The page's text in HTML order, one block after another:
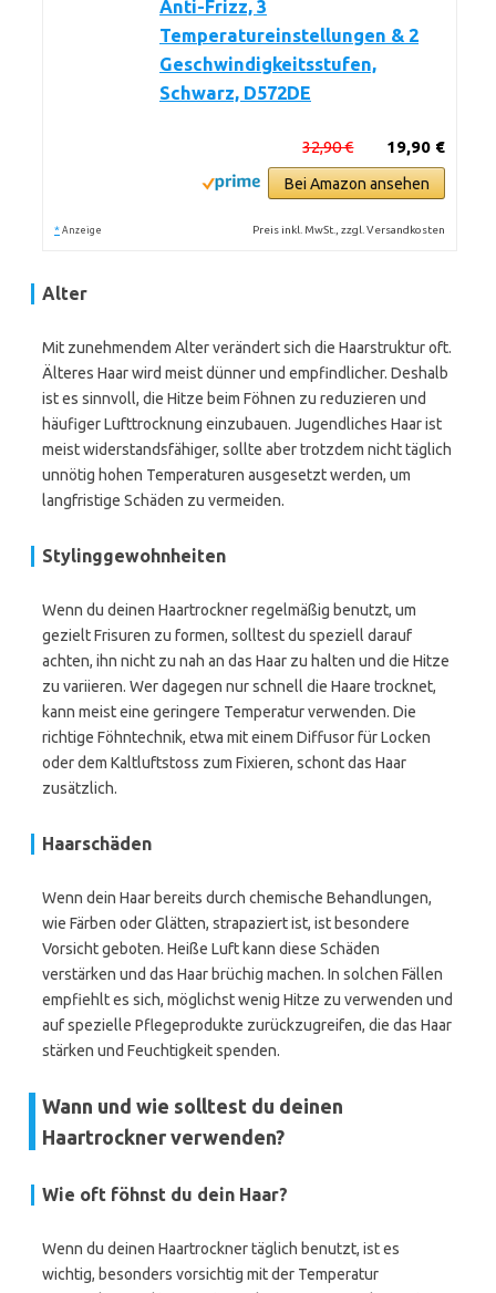
Anti-Frizz, 3
Temperatureinstellungen & 2
Geschwindigkeitsstufen,
Schwarz, D572DE
19,90 €
32,90 €
Bei Amazon ansehen
* Anzeige Preis inkl. MwSt., zzgl. Versandkosten
Alter
Mit zunehmendem Alter verändert sich die Haarstruktur oft.
Älteres Haar wird meist dünner und empfindlicher. Deshalb
ist es sinnvoll, die Hitze beim Föhnen zu reduzieren und
häufiger Lufttrocknung einzubauen. Jugendliches Haar ist
meist widerstandsfähiger, sollte aber trotzdem nicht täglich
unnötig hohen Temperaturen ausgesetzt werden, um
langfristige Schäden zu vermeiden.
Stylinggewohnheiten
Wenn du deinen Haartrockner regelmäßig benutzt, um
gezielt Frisuren zu formen, solltest du speziell darauf
achten, ihn nicht zu nah an das Haar zu halten und die Hitze
zu variieren. Wer dagegen nur schnell die Haare trocknet,
kann meist eine geringere Temperatur verwenden. Die
richtige Föhntechnik, etwa mit einem Diffusor für Locken
oder dem Kaltluftstoss zum Fixieren, schont das Haar
zusätzlich.
Haarschäden
Wenn dein Haar bereits durch chemische Behandlungen,
wie Färben oder Glätten, strapaziert ist, ist besondere
Vorsicht geboten. Heiße Luft kann diese Schäden
verstärken und das Haar brüchig machen. In solchen Fällen
empfiehlt es sich, möglichst wenig Hitze zu verwenden und
auf spezielle Pflegeprodukte zurückzugreifen, die das Haar
stärken und Feuchtigkeit spenden.
Wann und wie solltest du deinen
Haartrockner verwenden?
Wie oft föhnst du dein Haar?
Wenn du deinen Haartrockner täglich benutzt, ist es
wichtig, besonders vorsichtig mit der Temperatur